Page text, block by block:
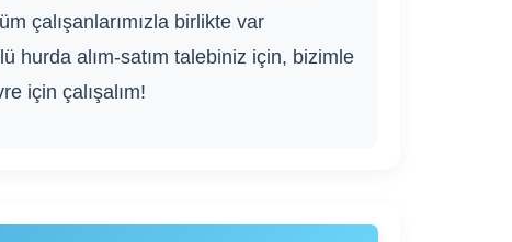
çalışanlarımızla birlikte var
hurda alım-satım talebiniz için, bizimle
için çalışalım!